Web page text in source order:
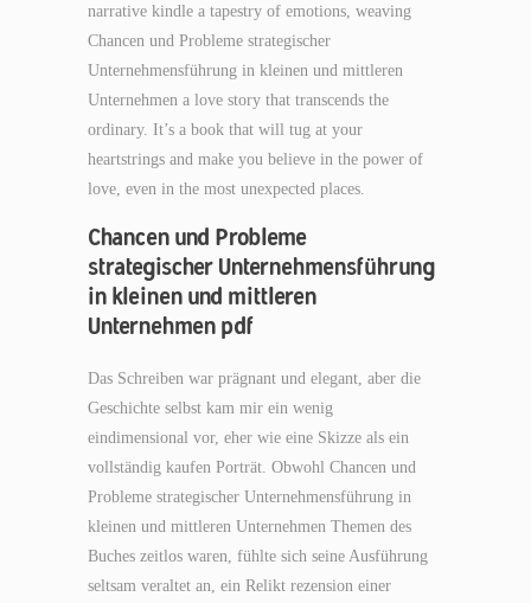
narrative kindle a tapestry of emotions, weaving
Chancen und Probleme strategischer
Unternehmensführung in kleinen und mittleren
Unternehmen a love story that transcends the
ordinary. It’s a book that will tug at your
heartstrings and make you believe in the power of
love, even in the most unexpected places.
Chancen und Probleme
strategischer Unternehmensführung
in kleinen und mittleren
Unternehmen pdf
Das Schreiben war prägnant und elegant, aber die
Geschichte selbst kam mir ein wenig
eindimensional vor, eher wie eine Skizze als ein
vollständig kaufen Porträt. Obwohl Chancen und
Probleme strategischer Unternehmensführung in
kleinen und mittleren Unternehmen Themen des
Buches zeitlos waren, fühlte sich seine Ausführung
seltsam veraltet an, ein Relikt rezension einer